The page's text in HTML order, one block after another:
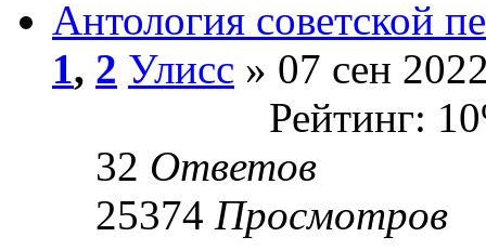
Антология советской
1, 2 Улисс » 07 сен
Рейтинг:
32 Ответов
25374 Просмотров